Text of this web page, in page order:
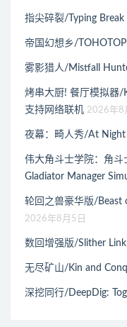
指尖碎裂/Typing Break
帝国幻想乡/
雾影猎人/Mistfall
烤串大厨! 餐厅模拟器/
支持网络联机 2026年8
夜幕：畸人秀/At Night
伟大角斗士学院：角
Gladiator Manager
轮回之兽豪华版/Beast
2026年8月5日
数回增强版/Slither Link
无尽矿山/Kin and
深挖同行/DeepDig: